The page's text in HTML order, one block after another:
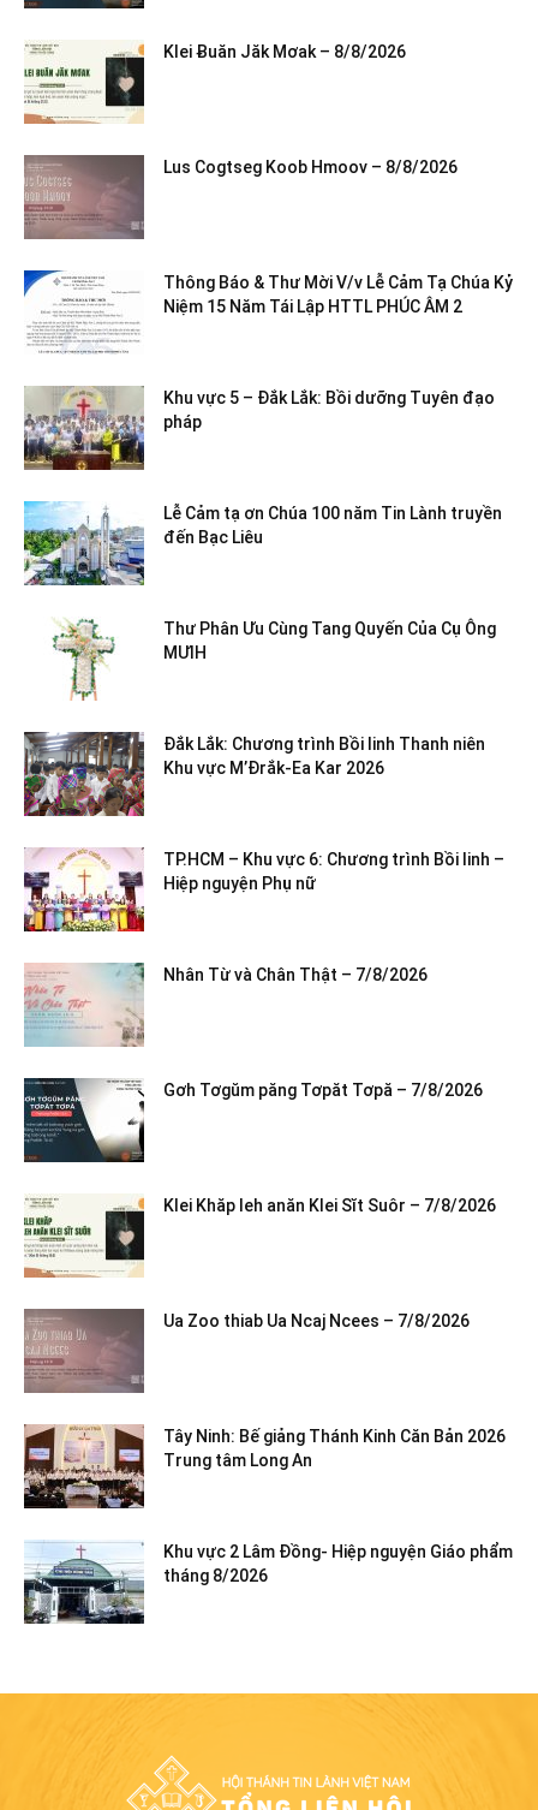
Klei Ƀuăn Jăk Mơak – 8/8/2026
Lus Cogtseg Koob Hmoov – 8/8/2026
Thông Báo & Thư Mời V/v Lễ Cảm Tạ Chúa Kỷ
Niệm 15 Năm Tái Lập HTTL PHÚC ÂM 2
Khu vực 5 – Đắk Lắk: Bồi dưỡng Tuyên đạo
pháp
Lễ Cảm tạ ơn Chúa 100 năm Tin Lành truyền
đến Bạc Liêu
Thư Phân Ưu Cùng Tang Quyến Của Cụ Ông
MƯIH
Đắk Lắk: Chương trình Bồi linh Thanh niên
Khu vực M’Đrắk-Ea Kar 2026
TP.HCM – Khu vực 6: Chương trình Bồi linh –
Hiệp nguyện Phụ nữ
Nhân Từ và Chân Thật – 7/8/2026
Gơh Tơgŭm păng Tơpăt Tơpă – 7/8/2026
Klei Khăp leh anăn Klei Sĭt Suôr – 7/8/2026
Ua Zoo thiab Ua Ncaj Ncees – 7/8/2026
Tây Ninh: Bế giảng Thánh Kinh Căn Bản 2026
Trung tâm Long An
Khu vực 2 Lâm Đồng- Hiệp nguyện Giáo phẩm
tháng 8/2026